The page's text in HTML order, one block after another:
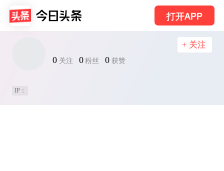
打开APP
0 关注 0 粉丝 0 获赞
+ 关注
IP：